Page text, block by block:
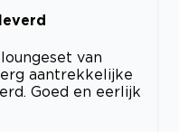
van
aantrekkelijke
Goed en eerlijk